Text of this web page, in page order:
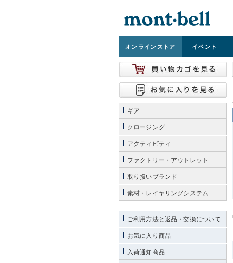
オンラインストア イベント
ギア
クロージング
アクティビティ
ファクトリー・アウトレット
取り扱いブランド
素材・レイヤリングシステム
ご利用方法と返品・交換について
お気に入り商品
入荷通知商品